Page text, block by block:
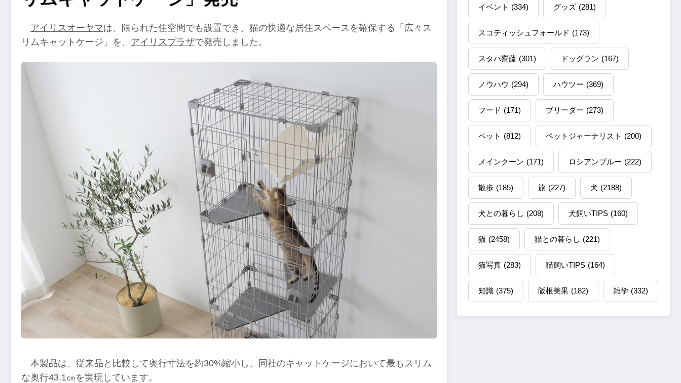
アイリスオーヤマは、限られた住空間でも設置でき、猫の快適な居住スペースを確保する「広々ス
リムキャットケージ」を、 アイリスプラザで発売しました。
本製品は、従来品と比較して奥行寸法を約30%縮小し、同社のキャットケージにおいて最もスリム
な奥行43.1㎝を実現しています。
イベント (334) グッズ (281)
スコティッシュフォールド (173)
スタパ齋藤 (301) ドッグラン (167)
ノウハウ (294) ハウツー (369)
フード (171) ブリーダー (273)
ペット (812) ペットジャーナリスト (200)
メインクーン (171) ロシアンブルー (222)
散歩 (185) 旅 (227) 犬 (2188)
犬との暮らし (208) 犬飼いTIPS (160)
猫 (2458) 猫との暮らし (221)
猫写真 (283) 猫飼いTIPS (164)
知識 (375) 阪根美果 (182) 雑学 (332)